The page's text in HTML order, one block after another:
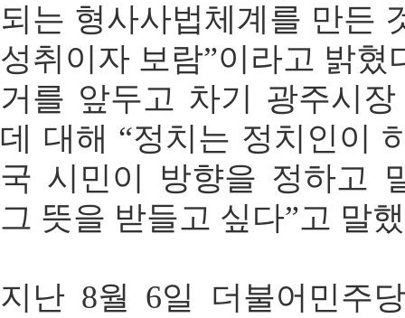
되는 형사사법체계를 만든
성취이자 보람”이라고 밝혔
거를 앞두고 차기 광주시
데 대해 “정치는 정치인이
국 시민이 방향을 정하고
그 뜻을 받들고 싶다”고 말
지난 8월 6일 더불어민주